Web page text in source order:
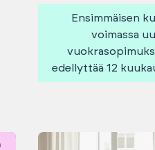
Ensimmäisen
voimassa
edellyttää 12